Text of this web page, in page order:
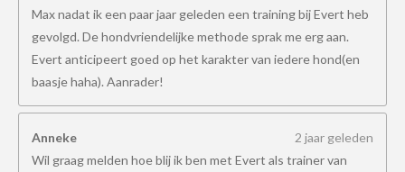
Max nadat ik een paar jaar geleden een training bij Evert heb
gevolgd. De hondvriendelijke methode sprak me erg aan.
Evert anticipeert goed op het karakter van iedere hond(en
baasje haha). Aanrader!
Anneke
2 jaar geleden
Wil graag melden hoe blij ik ben met Evert als trainer van